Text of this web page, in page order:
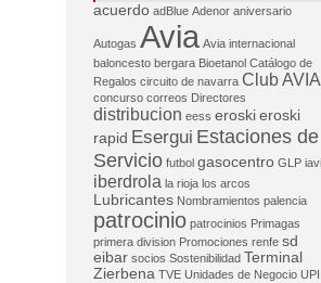
acuerdo adBlue Adenor aniversario
Autogas Avia Avia internacional
baloncesto bergara Bioetanol Catálogo de
Regalos circuito de navarra Club AVIA
concurso correos Directores
distribucion eess eroski eroski
rapid Esergui Estaciones de
Servicio futbol gasocentro GLP
iberdrola la rioja los arcos
Lubricantes Nombramientos palencia
patrocinio patrocinios Primagas
primera division Promociones renfe sd
eibar socios Sostenibilidad Terminal
Zierbena TVE Unidades de Negocio UPI